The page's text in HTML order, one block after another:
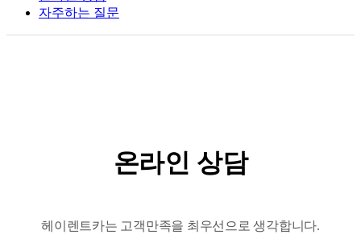
자주하는 질문
온라인 상담
헤이렌트카는 고객만족을 최우선으로 생각합니다.